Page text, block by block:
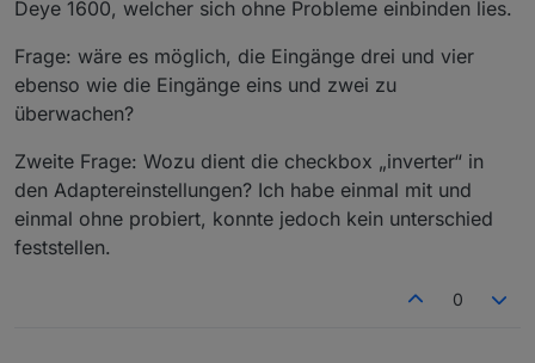
Deye 1600, welcher sich ohne Probleme einbinden lies.
Frage: wäre es möglich, die Eingänge drei und vier
ebenso wie die Eingänge eins und zwei zu
überwachen?
Zweite Frage: Wozu dient die checkbox „inverter“ in
den Adaptereinstellungen? Ich habe einmal mit und
einmal ohne probiert, konnte jedoch kein unterschied
feststellen.
0